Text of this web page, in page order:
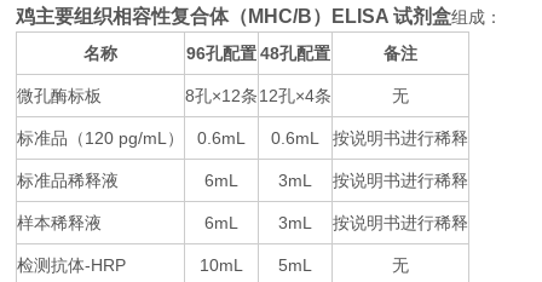
鸡主要组织相容性复合体（MHC/B）ELISA 试剂盒组成：
名称
96孔配置 48孔配置 备注
微孔酶标板 8孔×12条 12孔×4条 无
标准品（120 pg/mL ） 0.6mL 0.6mL 按说明书进行稀释
标准品稀释液 6mL 3mL 按说明书进行稀释
样本稀释液 6mL 3mL 按说明书进行稀释
检测抗体-HRP 10mL 5mL 无